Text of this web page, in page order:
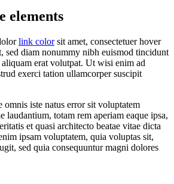
elements
link colorsit amet, consectetuerhover
sed diam nonummy nibh euismod tincidunt
erat volutpat. Ut wisi enim ad
exerci tation ullamcorper suscipit
omnis iste natus error sit voluptatem
laudantium, totam rem aperiam eaque ipsa,
et quasi architecto beatae vitae dicta
ipsam voluptatem, quia voluptas sit,
sed quia consequuntur magni dolores